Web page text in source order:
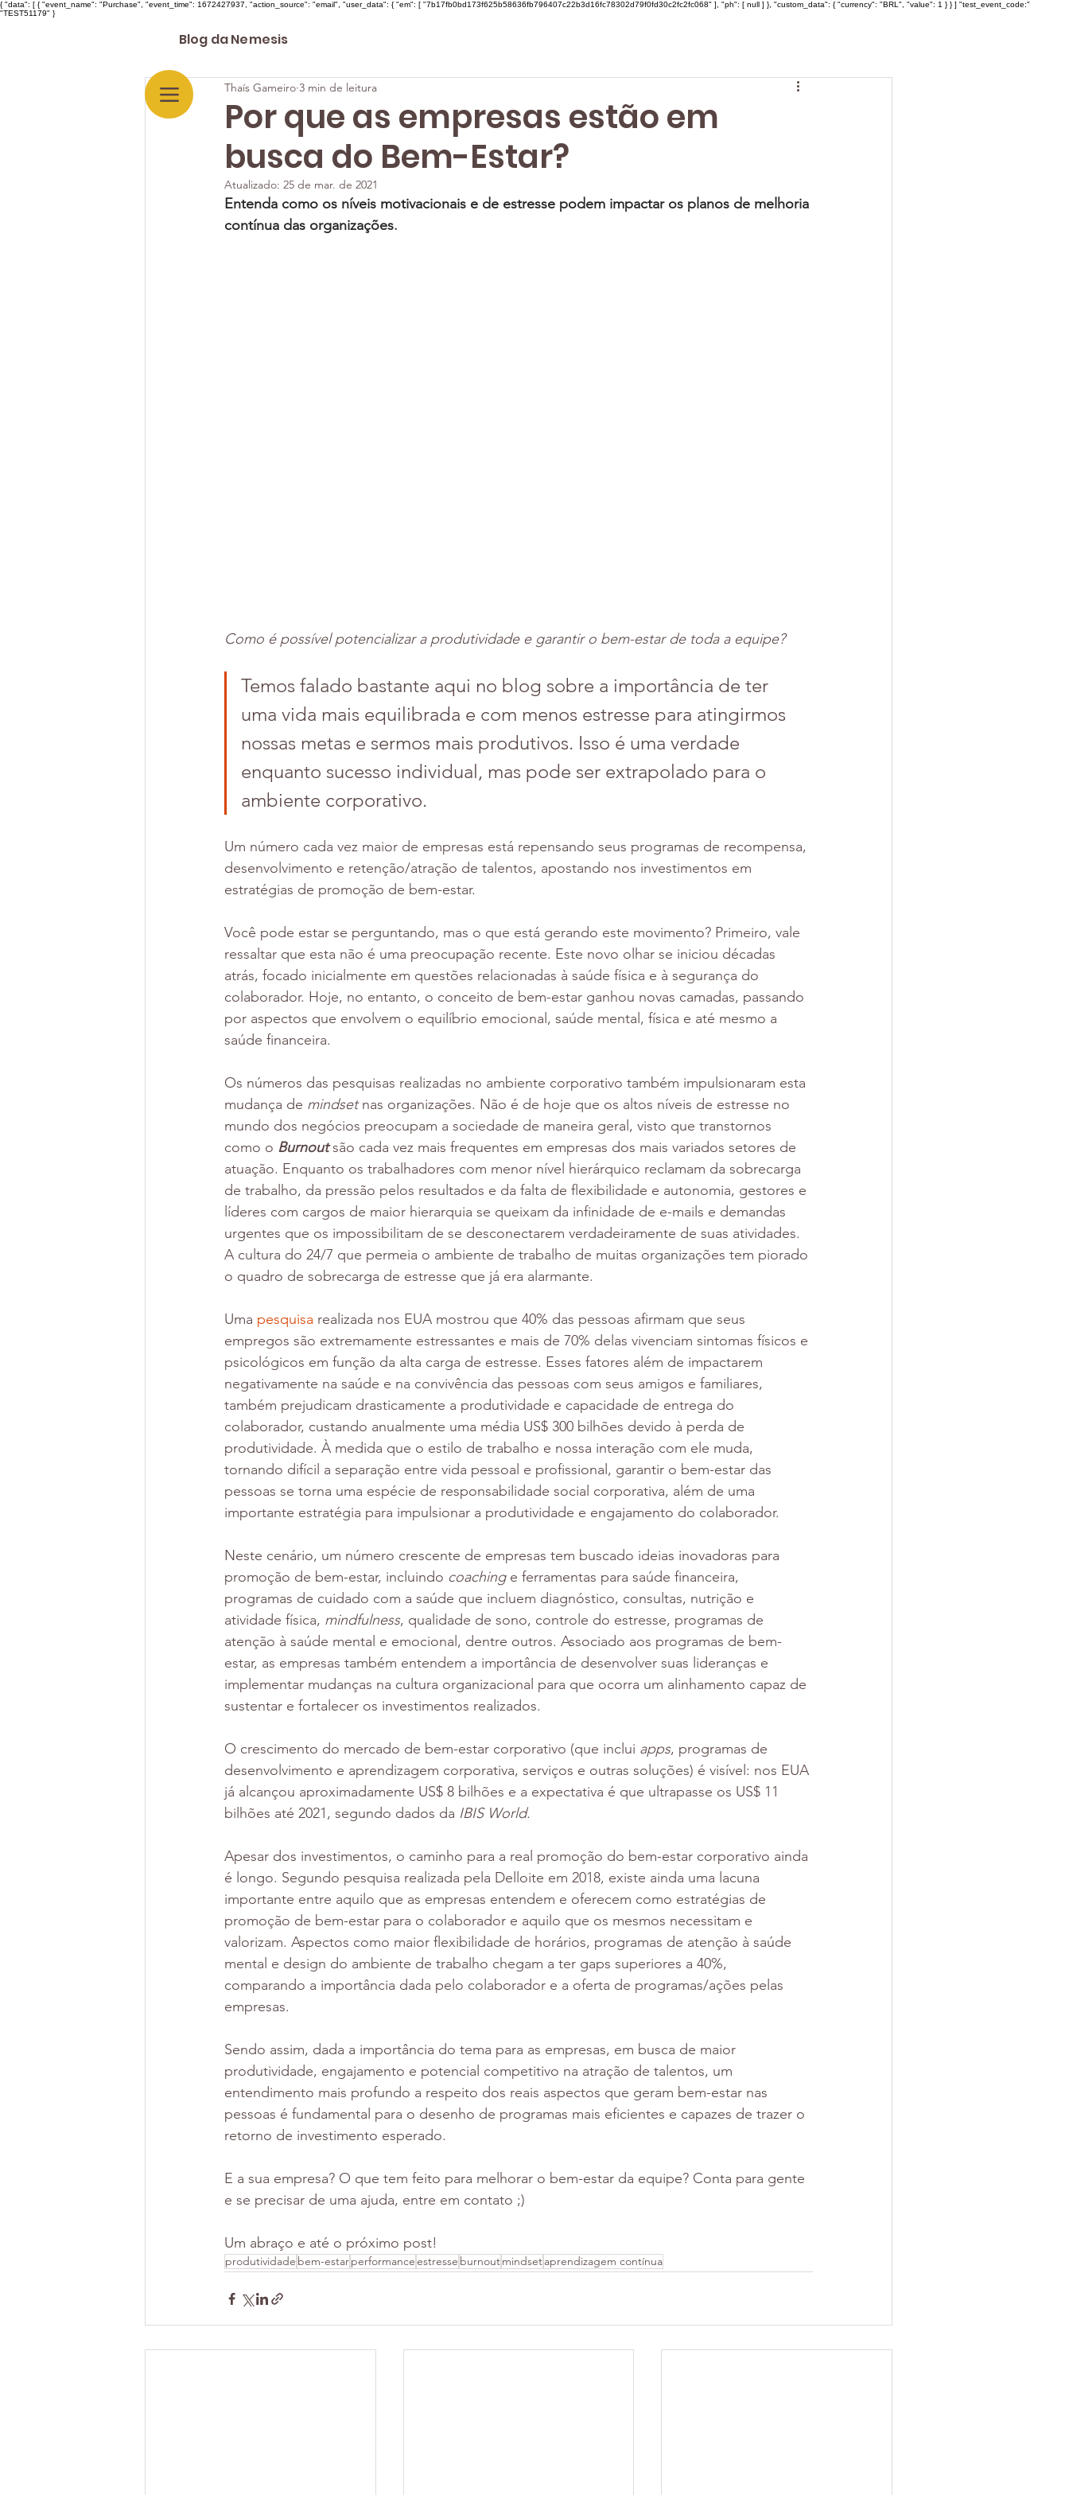
{ "data": [ { "event_name": "Purchase", "event_time": 1672427937, "action_source": "email", "user_data": { "em": [ "7b17fb0bd173f625b58636fb796407c22b3d16fc78302d79f0fd30c2fc2fc068" ], "ph": [ null ] }, "custom_data": { "currency": "BRL", "value": 1 } } ] "test_event_code:"
"TEST51179" }
Blog da Nemesis
Por que as empresas estão em
busca do Bem-Estar?
Thaís Gameiro 3 min de leitura
Atualizado: 25 de mar. de 2021
Entenda como os níveis motivacionais e de estresse podem impactar os planos de melhoria
contínua das organizações.
Como é possível potencializar a produtividade e garantir o bem-estar de toda a equipe?
Temos falado bastante aqui no blog sobre a importância de ter
uma vida mais equilibrada e com menos estresse para atingirmos
nossas metas e sermos mais produtivos. Isso é uma verdade
enquanto sucesso individual, mas pode ser extrapolado para o
ambiente corporativo.
Um número cada vez maior de empresas está repensando seus programas de recompensa,
desenvolvimento e retenção/atração de talentos, apostando nos investimentos em
estratégias de promoção de bem-estar.
Você pode estar se perguntando, mas o que está gerando este movimento? Primeiro, vale
ressaltar que esta não é uma preocupação recente. Este novo olhar se iniciou décadas
atrás, focado inicialmente em questões relacionadas à saúde física e à segurança do
colaborador. Hoje, no entanto, o conceito de bem-estar ganhou novas camadas, passando
por aspectos que envolvem o equilíbrio emocional, saúde mental, física e até mesmo a
saúde financeira.
Os números das pesquisas realizadas no ambiente corporativo também impulsionaram esta
mudança de mindset nas organizações. Não é de hoje que os altos níveis de estresse no
mundo dos negócios preocupam a sociedade de maneira geral, visto que transtornos
como o Burnout são cada vez mais frequentes em empresas dos mais variados setores de
atuação. Enquanto os trabalhadores com menor nível hierárquico reclamam da sobrecarga
de trabalho, da pressão pelos resultados e da falta de flexibilidade e autonomia, gestores e
líderes com cargos de maior hierarquia se queixam da infinidade de e-mails e demandas
urgentes que os impossibilitam de se desconectarem verdadeiramente de suas atividades.
A cultura do 24/7 que permeia o ambiente de trabalho de muitas organizações tem piorado
o quadro de sobrecarga de estresse que já era alarmante.
Uma pesquisa realizada nos EUA mostrou que 40% das pessoas afirmam que seus
empregos são extremamente estressantes e mais de 70% delas vivenciam sintomas físicos e
psicológicos em função da alta carga de estresse. Esses fatores além de impactarem
negativamente na saúde e na convivência das pessoas com seus amigos e familiares,
também prejudicam drasticamente a produtividade e capacidade de entrega do
colaborador, custando anualmente uma média US$ 300 bilhões devido à perda de
produtividade. À medida que o estilo de trabalho e nossa interação com ele muda,
tornando difícil a separação entre vida pessoal e profissional, garantir o bem-estar das
pessoas se torna uma espécie de responsabilidade social corporativa, além de uma
importante estratégia para impulsionar a produtividade e engajamento do colaborador.
Neste cenário, um número crescente de empresas tem buscado ideias inovadoras para
promoção de bem-estar, incluindo coaching e ferramentas para saúde financeira,
programas de cuidado com a saúde que incluem diagnóstico, consultas, nutrição e
atividade física, mindfulness, qualidade de sono, controle do estresse, programas de
atenção à saúde mental e emocional, dentre outros. Associado aos programas de bem-
estar, as empresas também entendem a importância de desenvolver suas lideranças e
implementar mudanças na cultura organizacional para que ocorra um alinhamento capaz de
sustentar e fortalecer os investimentos realizados.
O crescimento do mercado de bem-estar corporativo (que inclui apps, programas de
desenvolvimento e aprendizagem corporativa, serviços e outras soluções) é visível: nos EUA
já alcançou aproximadamente US$ 8 bilhões e a expectativa é que ultrapasse os US$ 11
bilhões até 2021, segundo dados da IBIS World.
Apesar dos investimentos, o caminho para a real promoção do bem-estar corporativo ainda
é longo. Segundo pesquisa realizada pela Delloite em 2018, existe ainda uma lacuna
importante entre aquilo que as empresas entendem e oferecem como estratégias de
promoção de bem-estar para o colaborador e aquilo que os mesmos necessitam e
valorizam. Aspectos como maior flexibilidade de horários, programas de atenção à saúde
mental e design do ambiente de trabalho chegam a ter gaps superiores a 40%,
comparando a importância dada pelo colaborador e a oferta de programas/ações pelas
empresas.
Sendo assim, dada a importância do tema para as empresas, em busca de maior
produtividade, engajamento e potencial competitivo na atração de talentos, um
entendimento mais profundo a respeito dos reais aspectos que geram bem-estar nas
pessoas é fundamental para o desenho de programas mais eficientes e capazes de trazer o
retorno de investimento esperado.
E a sua empresa? O que tem feito para melhorar o bem-estar da equipe? Conta para gente
e se precisar de uma ajuda, entre em contato ;)
Um abraço e até o próximo post!
produtividade bem-estarperformanceestresse burnoutmindsetaprendizagem contínua